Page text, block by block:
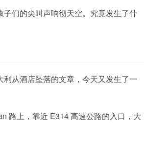
们的尖叫声响彻天空。究竟发生了什
从酒店坠落的文章，今天又发生了一
路上，靠近 E314 高速公路的入口，大